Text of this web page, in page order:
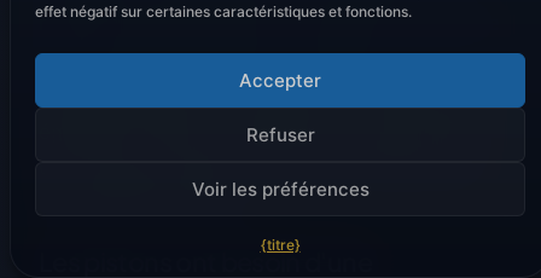
effet négatif sur certaines caractéristiques et fonctions.
Accepter
Refuser
Voir les préférences
{titre}
réponse impulsionnelleHest réelle (c'est-à-dire
que sa partie imaginaire est nulle) et que
l'amplitude que nous cherchons à résoudre est
également réelle, la solution (
un dispositif à piston.
Les pistons ont besoin d'une